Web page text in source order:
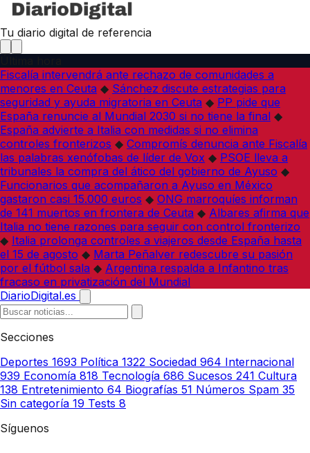
Tu diario digital de referencia
Fiscalía intervendrá ante rechazo de comunidades a
menores en Ceuta ◆ Sánchez discute estrategias para
seguridad y ayuda migratoria en Ceuta ◆ PP pide que
España renuncie al Mundial 2030 si no tiene la final ◆
España advierte a Italia con medidas si no elimina
controles fronterizos ◆ Compromís denuncia ante Fiscalía
las palabras xenófobas de líder de Vox ◆ PSOE lleva a
tribunales la compra del ático del gobierno de Ayuso ◆
Funcionarios que acompañaron a Ayuso en México
gastaron casi 15.000 euros ◆ ONG marroquíes informan
de 141 muertos en frontera de Ceuta ◆ Albares afirma que
Italia no tiene razones para seguir con control fronterizo
◆ Italia prolonga controles a viajeros desde España hasta
el 15 de agosto ◆ Marta Peñalver redescubre su pasión
por el fútbol sala ◆ Argentina respalda a Infantino tras
fracaso en privatización del Mundial
DiarioDigital.es
Secciones
Deportes 1693 Política 1322 Sociedad 964 Internacional
939 Economía 818 Tecnología 686 Sucesos 241 Cultura
138 Entretenimiento 64 Biografías 51 Números Spam 35
Sin categoría 19 Tests 8
Síguenos